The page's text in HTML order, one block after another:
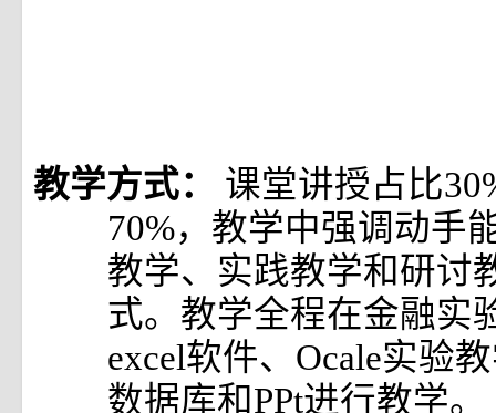
教学方式： 课堂讲授占比
70%，教学中强调动手
教学、实践教学和研讨
式。教学全程在金融实
excel软件、Ocale实验
数据库和PPt进行教学。